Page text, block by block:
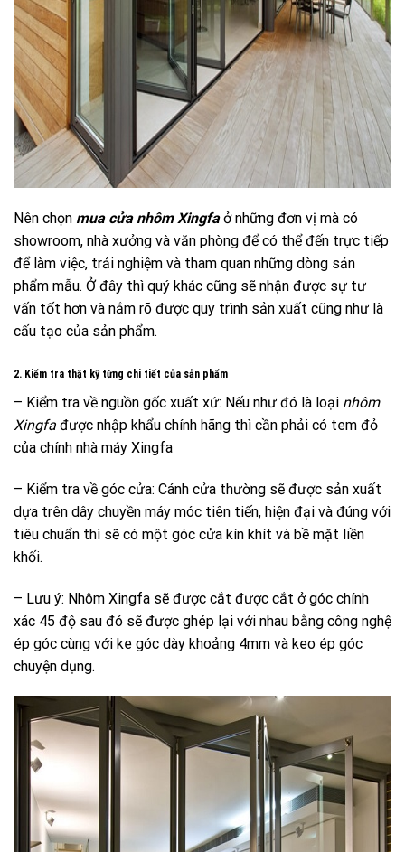
Nên chọn mua cửa nhôm Xingfaở những đơn vị mà có
showroom, nhà xưởng và văn phòng để có thể đến trực tiếp
để làm việc, trải nghiệm và tham quan những dòng sản
phẩm mẫu. Ở đây thì quý khác cũng sẽ nhận được sự tư
vấn tốt hơn và nắm rõ được quy trình sản xuất cũng như là
cấu tạo của sản phẩm.
2. Kiểm tra thật kỹ từng chi tiết của sản phẩm
– Kiểm tra về nguồn gốc xuất xứ: Nếu như đó là loại nhôm
Xingfa được nhập khẩu chính hãng thì cần phải có tem đỏ
của chính nhà máy Xingfa
– Kiểm tra về góc cửa: Cánh cửa thường sẽ được sản xuất
dựa trên dây chuyền máy móc tiên tiến, hiện đại và đúng với
tiêu chuẩn thì sẽ có một góc cửa kín khít và bề mặt liền
khối.
– Lưu ý: Nhôm Xingfa sẽ được cắt được cắt ở góc chính
xác 45 độ sau đó sẽ được ghép lại với nhau bằng công nghệ
ép góc cùng với ke góc dày khoảng 4mm và keo ép góc
chuyện dụng.